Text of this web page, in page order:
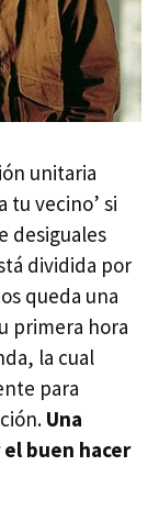
unitaria
tu vecino’ si
desiguales
dividida por
queda una
primera hora
la cual
para
Una
buen hacer